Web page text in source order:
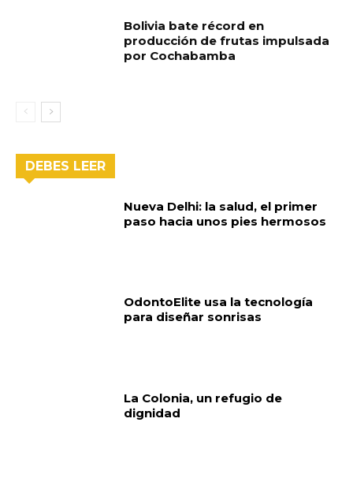
Bolivia bate récord en
producción de frutas impulsada
por Cochabamba
DEBES LEER
Nueva Delhi: la salud, el primer
paso hacia unos pies hermosos
OdontoElite usa la tecnología
para diseñar sonrisas
La Colonia, un refugio de
dignidad